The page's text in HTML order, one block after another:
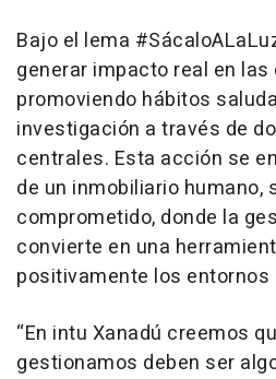
Bajo el lema
generar impacto real en
promoviendo hábitos
investigación a través de
centrales. Esta acción se
de un inmobiliario humano,
comprometido, donde la
convierte en una
positivamente los entornos
“En intu Xanadú creemos
gestionamos deben ser